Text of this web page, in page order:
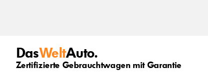
DasWeltAuto.
Zertifizierte Gebrauchtwagen mit Garantie